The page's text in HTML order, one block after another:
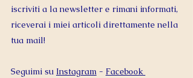
iscriviti a la newsletter e rimani informati,
riceverai i miei articoli direttamente nella
tua mail!
Seguimi su Instagram - Facebook